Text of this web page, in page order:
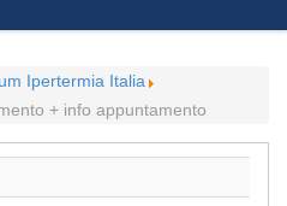
Ipertermia Italia
+ info appuntamento